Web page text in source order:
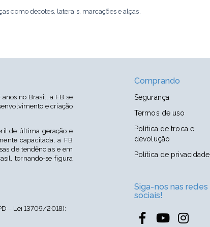
como decotes, laterais, marcações e alças.
no Brasil, a FB se
e criação
de última geração e
capacitada, a FB
de tendências e em
tornando-se figura
– Lei 13709/2018):
Comprando
Segurança
Termos de uso
Política de troca e
devolução
Política de privacidade
Siga-nos nas redes
sociais!